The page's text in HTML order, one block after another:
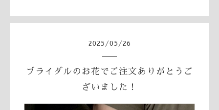
2025 /05 /26
ブライダルのお花でご注文ありがとうご
ざいました！